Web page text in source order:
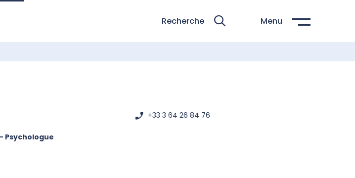
Recherche Menu
Psychologue
+33 3 64 26 84 76